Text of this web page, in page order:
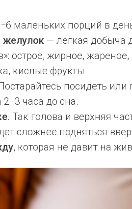
маленьких порций в
желулок — легкая добыча
острое, жирное,
кислые фрукты
посидеть или
часа до сна.
. Так голова и верхняя
сложнее подняться
, которая не давит на